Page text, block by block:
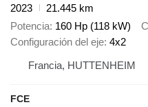
2023
21.445 km
Potencia 160 Hp (118 kW)
Configuración del eje 4x2
Francia, HUTTENHEIM
FCE